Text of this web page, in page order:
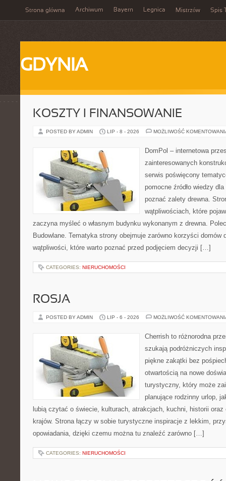
Strona główna Archiwum Bayern Legnica Mistrzów Spis
GDYNIA
KOSZTY I FINANSOWANIE
POSTED BY ADMIN LIP - 8 - 2026 MOŻLIWOŚĆ
DomPol – internetowa
zainteresowanych
serwis poświęcony
pomocne źródło wiedzy
poznać zalety drewna.
wątpliwościach, które
zaczyna myśleć o własnym budynku wykonanym z drewna.
Budowlane. Tematyka strony obejmuje zarówno korzyści domów
wątpliwości, które warto poznać przed podjęciem decyzji […]
CATEGORIES: NIERUCHOMOŚCI
ROSJA
POSTED BY ADMIN LIP - 6 - 2026 MOŻLIWOŚĆ
Cherrish to różnorodna
szukają podróżniczych
piękne zakątki bez
otwartością na nowe
turystyczny, który może
planujące rodzinny urlop,
lubią czytać o świecie, kulturach, atrakcjach, kuchni, historii
krajów. Strona łączy w sobie turystyczne inspiracje z lekkim,
opowiadania, dzięki czemu można tu znaleźć zarówno […]
CATEGORIES: NIERUCHOMOŚCI